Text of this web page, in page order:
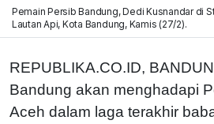
Pemain Persib Bandung, Dedi Kusnandar di
Lautan Api, Kota Bandung, Kamis (27/2).
REPUBLIKA.CO.ID,
Bandung akan menghadapi
Aceh dalam laga terakhir